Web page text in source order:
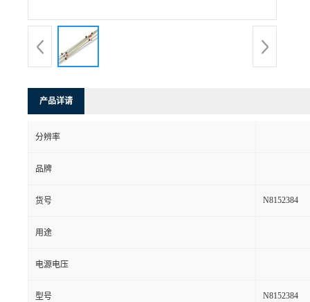
产品详请
分辨率
品牌
货号 N8152384
用途
电源电压
型号 N8152384